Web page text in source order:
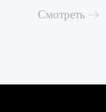
Смотреть